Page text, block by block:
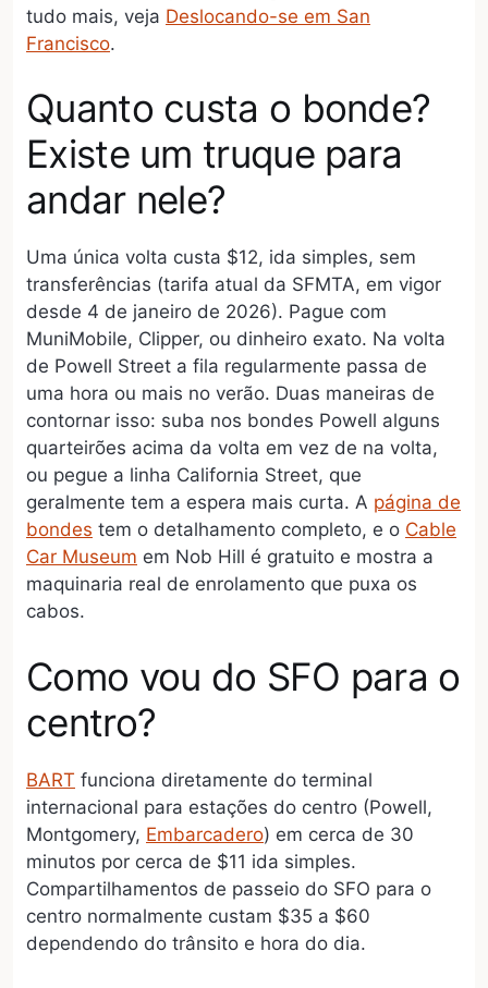
tudo mais, veja Deslocando-se em San
Francisco.
Quanto custa o bonde?
Existe um truque para
andar nele?
Uma única volta custa $12, ida simples, sem
transferências (tarifa atual da SFMTA, em vigor
desde 4 de janeiro de 2026). Pague com
MuniMobile, Clipper, ou dinheiro exato. Na volta
de Powell Street a fila regularmente passa de
uma hora ou mais no verão. Duas maneiras de
contornar isso: suba nos bondes Powell alguns
quarteirões acima da volta em vez de na volta,
ou pegue a linha California Street, que
geralmente tem a espera mais curta. A página de
bondes tem o detalhamento completo, e o Cable
Car Museum em Nob Hill é gratuito e mostra a
maquinaria real de enrolamento que puxa os
cabos.
Como vou do SFO para o
centro?
BART funciona diretamente do terminal
internacional para estações do centro (Powell,
Montgomery, Embarcadero) em cerca de 30
minutos por cerca de $11 ida simples.
Compartilhamentos de passeio do SFO para o
centro normalmente custam $35 a $60
dependendo do trânsito e hora do dia.